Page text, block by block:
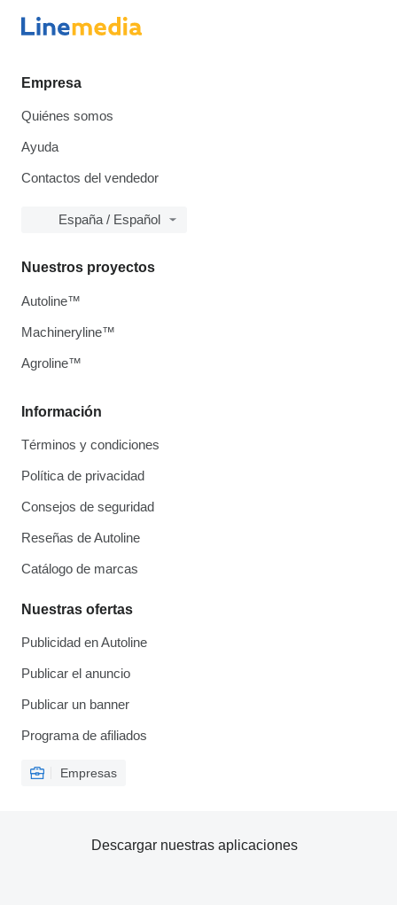
Empresa
Quiénes somos
Ayuda
Contactos del vendedor
España / Español
Información
Términos y condiciones
Política de privacidad
Consejos de seguridad
Reseñas de Autoline
Catálogo de marcas
Nuestras ofertas
Publicidad en Autoline
Publicar el anuncio
Publicar un banner
Programa de afiliados
Empresas
Nuestros proyectos
Autoline™
Machineryline™
Agroline™
Descargar nuestras aplicaciones